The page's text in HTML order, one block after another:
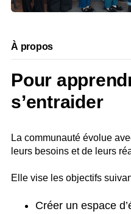
À propos
Pour
s’entraider
La communauté évolue
leurs besoins et de leurs
Elle vise les objectifs
Créer un espace